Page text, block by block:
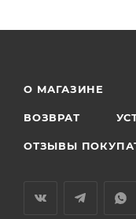
О МАГАЗИНЕ
ВОЗВРАТ
ОТЗЫВЫ